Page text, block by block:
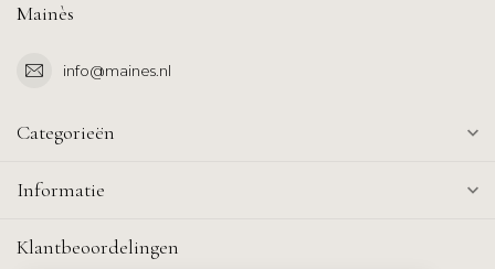
Mainès
info@maines.nl
Categorieën
Informatie
Klantbeoordelingen